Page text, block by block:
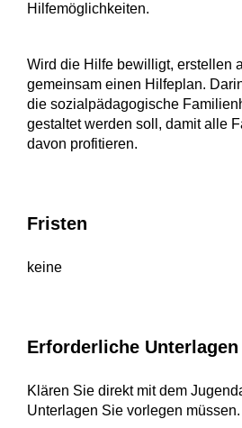
Hilfemöglichkeiten.
Wird die Hilfe bewilligt, erstellen
gemeinsam einen Hilfeplan.
die sozialpädagogische
gestaltet werden soll, damit alle
davon profitieren.
Fristen
keine
Erforderliche Unterlagen
Klären Sie direkt mit dem
Unterlagen Sie vorlegen müssen.